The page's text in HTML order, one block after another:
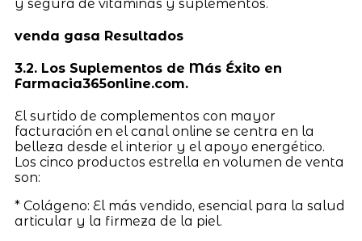
y segura de vitaminas y suplementos.
venda gasa Resultados
3.2. Los Suplementos de Más Éxito en
Farmacia365online.com.
El surtido de complementos con mayor
facturación en el canal online se centra en la
belleza desde el interior y el apoyo energético.
Los cinco productos estrella en volumen de venta
son:
* Colágeno: El más vendido, esencial para la salud
articular y la firmeza de la piel.